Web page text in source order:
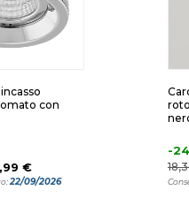
con
€
22/09/2026
-